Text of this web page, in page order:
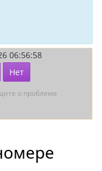
06:56:58
Нет
о проблеме